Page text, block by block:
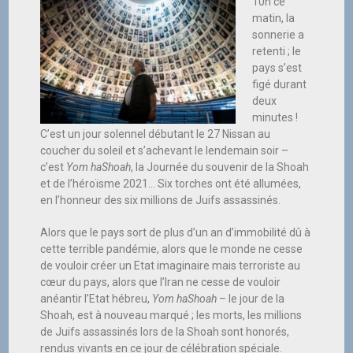
matin, la
sonnerie a
retenti ; le
pays s’est
figé durant
deux
minutes !
C’est un jour solennel débutant le 27 Nissan au
coucher du soleil et s’achevant le lendemain soir –
c’est Yom haShoah, la Journée du souvenir de la Shoah
et de l’héroïsme 2021… Six torches ont été allumées,
en l’honneur des six millions de Juifs assassinés.
Alors que le pays sort de plus d’un an d’immobilité dû à
cette terrible pandémie, alors que le monde ne cesse
de vouloir créer un Etat imaginaire mais terroriste au
cœur du pays, alors que l’Iran ne cesse de vouloir
anéantir I’Etat hébreu, Yom haShoah – le jour de la
Shoah, est à nouveau marqué ; les morts, les millions
de Juifs assassinés lors de la Shoah sont honorés,
rendus vivants en ce jour de célébration spéciale.